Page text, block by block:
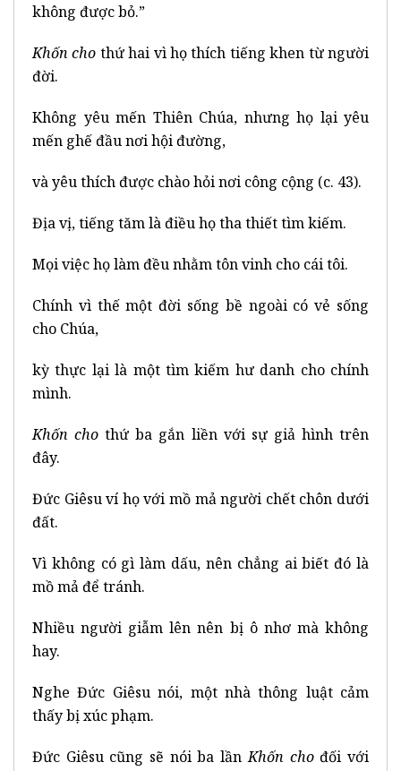
không được bỏ.”
Khốn cho thứ hai vì họ thích tiếng khen từ người
đời.
Không yêu mến Thiên Chúa, nhưng họ lại yêu
mến ghế đầu nơi hội đường,
và yêu thích được chào hỏi nơi công cộng (c. 43).
Địa vị, tiếng tăm là điều họ tha thiết tìm kiếm.
Mọi việc họ làm đều nhằm tôn vinh cho cái tôi.
Chính vì thế một đời sống bề ngoài có vẻ sống
cho Chúa,
kỳ thực lại là một tìm kiếm hư danh cho chính
mình.
Khốn cho thứ ba gắn liền với sự giả hình trên
đây.
Đức Giêsu ví họ với mồ mả người chết chôn dưới
đất.
Vì không có gì làm dấu, nên chẳng ai biết đó là
mồ mả để tránh.
Nhiều người giẫm lên nên bị ô nhơ mà không
hay.
Nghe Đức Giêsu nói, một nhà thông luật cảm
thấy bị xúc phạm.
Đức Giêsu cũng sẽ nói ba lầnKhốn chođối với